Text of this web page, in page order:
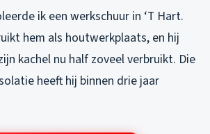
ik een werkschuur in ‘T Hart.
hem als houtwerkplaats, en hij
kachel nu half zoveel verbruikt. Die
heeft hij binnen drie jaar